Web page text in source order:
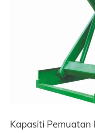
Kapasiti